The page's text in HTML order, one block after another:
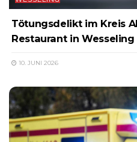
Tötungsdelikt im Kreis
Restaurant in Wesseling
10. JUNI 2026